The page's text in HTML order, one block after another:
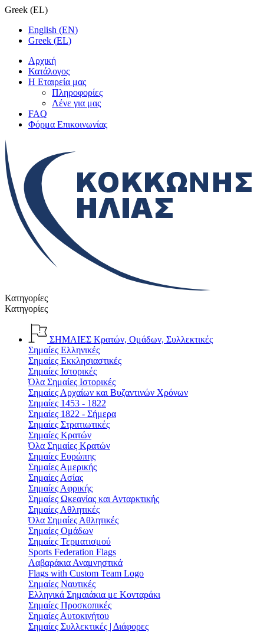
Greek (EL)
English (EN)
Greek (EL)
Αρχική
Κατάλογος
Η Εταιρεία μας
Πληροφορίες
Λένε για μας
FAQ
Φόρμα Επικοινωνίας
Κατηγορίες
Κατηγορίες
ΣΗΜΑΙΕΣ Κρατών, Ομάδων, Συλλεκτικές
Σημαίες Ελληνικές
Σημαίες Εκκλησιαστικές
Σημαίες Ιστορικές
Όλα Σημαίες Ιστορικές
Σημαίες Αρχαίων και Βυζαντινών Χρόνων
Σημαίες 1453 - 1822
Σημαίες 1822 - Σήμερα
Σημαίες Στρατιωτικές
Σημαίες Κρατών
Όλα Σημαίες Κρατών
Σημαίες Ευρώπης
Σημαίες Αμερικής
Σημαίες Ασίας
Σημαίες Αφρικής
Σημαίες Ωκεανίας και Ανταρκτικής
Σημαίες Αθλητικές
Όλα Σημαίες Αθλητικές
Σημαίες Ομάδων
Σημαίες Τερματισμού
Sports Federation Flags
Λαβαράκια Αναμνηστικά
Flags with Custom Team Logo
Σημαίες Ναυτικές
Ελληνικά Σημαιάκια με Κονταράκι
Σημαίες Προσκοπικές
Σημαίες Αυτοκινήτου
Σημαίες Συλλεκτικές | Διάφορες